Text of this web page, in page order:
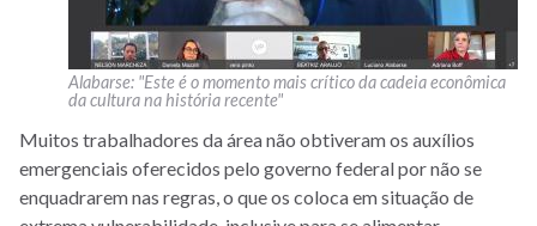
Alabarse: "Este é o momento mais crítico da cadeia econômica
da cultura na história recente"
Muitos trabalhadores da área não obtiveram os auxílios
emergenciais oferecidos pelo governo federal por não se
enquadrarem nas regras, o que os coloca em situação de